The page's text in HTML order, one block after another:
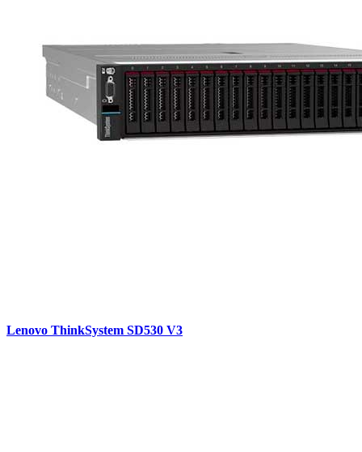
Lenovo ThinkSystem SD530 V3